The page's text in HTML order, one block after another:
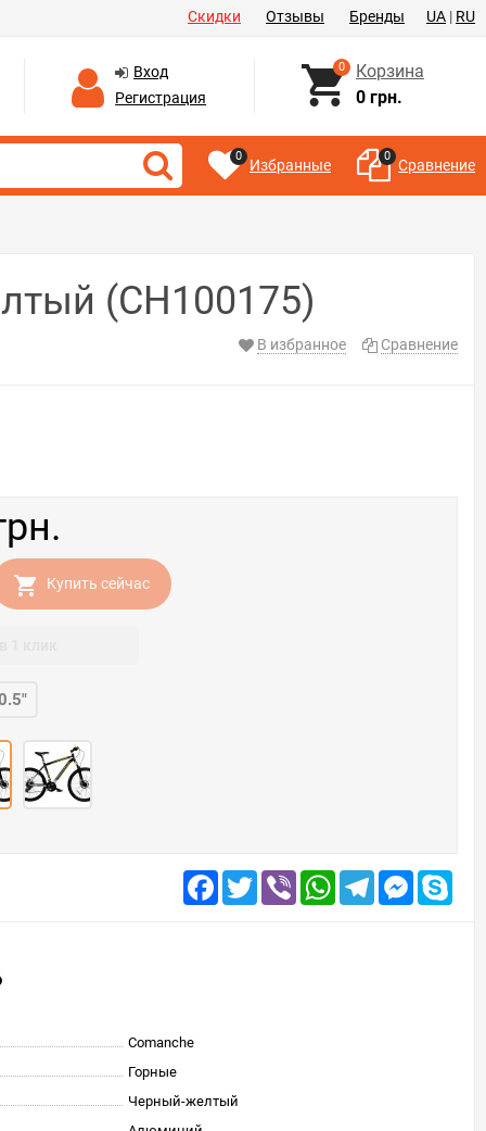
Скидки Отзывы Бренды UA | RU
Вход
Регистрация
0
Корзина
0 грн.
0 Избранные 0 Сравнение
(CH100175)
В избранное Сравнение
Купить сейчас
Facebook
TwitterViber WhatsAppTelegram
Comanche
Горные
Черный-желтый